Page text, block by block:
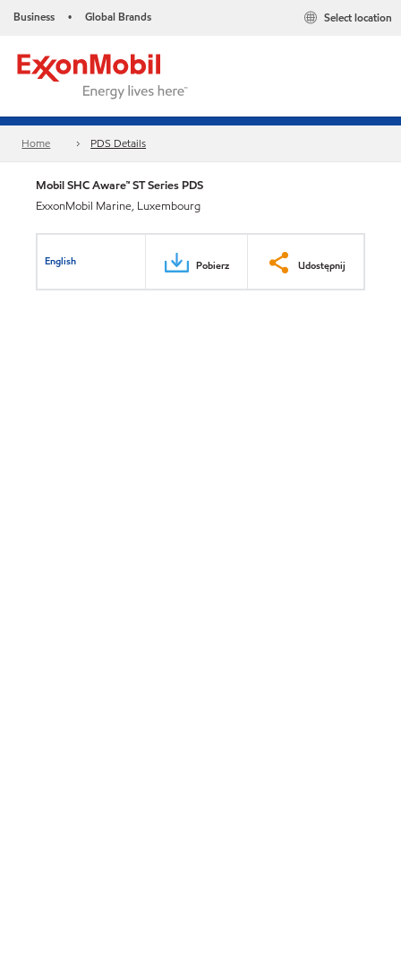
Business • Global Brands Select location
Home PDS Details
Mobil SHC Aware™ ST Series PDS
ExxonMobil Marine, Luxembourg
English Pobierz Udostępnij